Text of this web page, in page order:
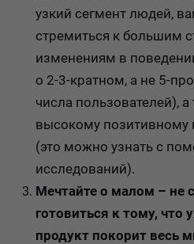
узкий сегмент людей,
стремиться к большим
изменениям в
о 2-3-кратном, а не 5-
числа пользователей),
высокому позитивному
(это можно узнать с
исследований).
Мечтайте о малом – не
готовиться к тому, что
продукт покорит весь